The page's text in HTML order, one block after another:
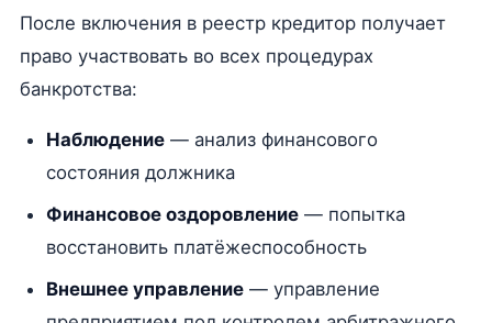
После включения в реестр кредитор получает
право участвовать во всех процедурах
банкротства:
Наблюдение— анализ финансового
состояния должника
Финансовое оздоровление— попытка
восстановить платёжеспособность
Внешнее управление— управление